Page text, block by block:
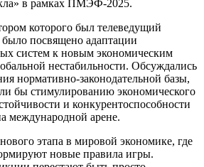
в рамках ПМЭФ-2025.
которого был телеведущий
было посвящено адаптации
систем к новым экономическим
нестабильности. Обсуждались
нормативно-законодательной базы,
бы стимулированию экономического
и конкурентоспособности
международной арене.
этапа в мировой экономике, где
новые правила игры.